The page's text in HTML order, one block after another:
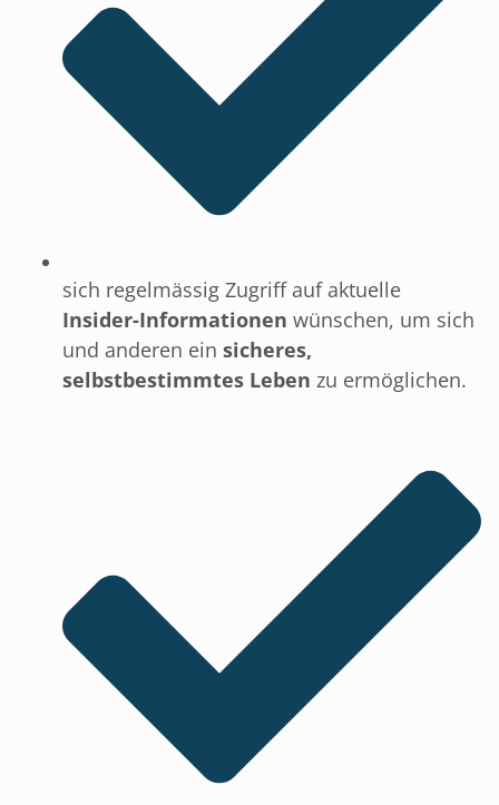
sich regelmässig Zugriff auf aktuelle
Insider-Informationen wünschen, um sich
und anderen ein sicheres,
selbstbestimmtes Leben zu ermöglichen.